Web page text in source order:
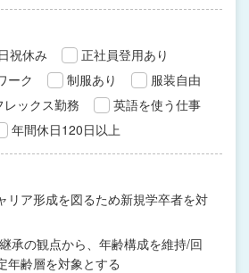
祝休み
正社員登用あり
ーク
制服あり
服装自由
レックス勤務
英語を使う仕事
年間休日120日以上
リア形成を図るため新規学卒者を対
承の観点から、年齢構成を維持/回
年齢層を対象とする